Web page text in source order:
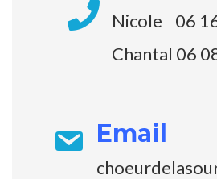
Nicole 06
Chantal 06
Email